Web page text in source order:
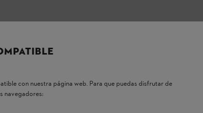
con nuestra página web. Para que puedas disfrutar de
navegadores: